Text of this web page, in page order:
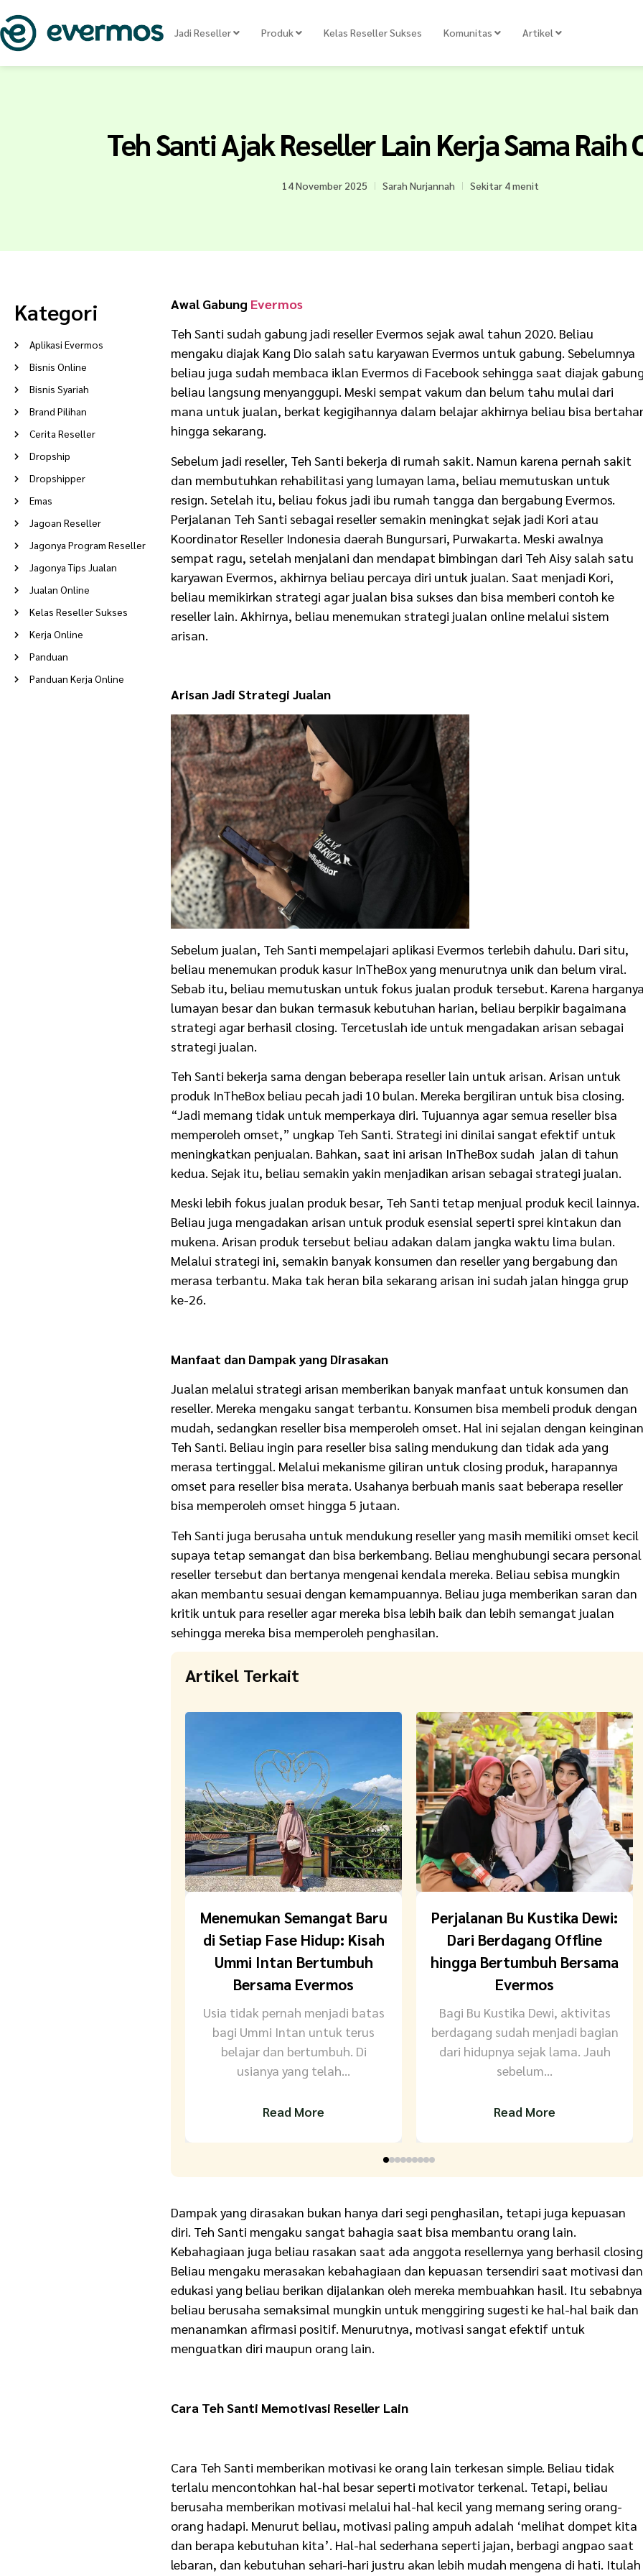
Jadi Reseller Produk Kelas Reseller Sukses Komunitas Artikel
Teh Santi Ajak Reseller Lain Kerja Sama Raih
14 November 2025 Sarah Nurjannah Sekitar 4 menit
Kategori
Aplikasi Evermos
Bisnis Online
Bisnis Syariah
Brand Pilihan
Cerita Reseller
Dropship
Dropshipper
Emas
Jagoan Reseller
Jagonya Program Reseller
Jagonya Tips Jualan
Jualan Online
Kelas Reseller Sukses
Kerja Online
Panduan
Panduan Kerja Online
Awal Gabung Evermos
Teh Santi sudah gabung jadi reseller Evermos sejak awal tahun 2020. Beliau
mengaku diajak Kang Dio salah satu karyawan Evermos untuk gabung. Sebelumnya
beliau juga sudah membaca iklan Evermos di Facebook sehingga saat diajak
beliau langsung menyanggupi. Meski sempat vakum dan belum tahu mulai dari
mana untuk jualan, berkat kegigihannya dalam belajar akhirnya beliau bisa
hingga sekarang.
Sebelum jadi reseller, Teh Santi bekerja di rumah sakit. Namun karena pernah sakit
dan membutuhkan rehabilitasi yang lumayan lama, beliau memutuskan untuk
resign. Setelah itu, beliau fokus jadi ibu rumah tangga dan bergabung Evermos.
Perjalanan Teh Santi sebagai reseller semakin meningkat sejak jadi Kori atau
Koordinator Reseller Indonesia daerah Bungursari, Purwakarta. Meski awalnya
sempat ragu, setelah menjalani dan mendapat bimbingan dari Teh Aisy salah satu
karyawan Evermos, akhirnya beliau percaya diri untuk jualan. Saat menjadi Kori,
beliau memikirkan strategi agar jualan bisa sukses dan bisa memberi contoh ke
reseller lain. Akhirnya, beliau menemukan strategi jualan online melalui sistem
arisan.
Arisan Jadi Strategi Jualan
Sebelum jualan, Teh Santi mempelajari aplikasi Evermos terlebih dahulu. Dari situ,
beliau menemukan produk kasur InTheBox yang menurutnya unik dan belum viral.
Sebab itu, beliau memutuskan untuk fokus jualan produk tersebut. Karena
lumayan besar dan bukan termasuk kebutuhan harian, beliau berpikir bagaimana
strategi agar berhasil closing. Tercetuslah ide untuk mengadakan arisan sebagai
strategi jualan.
Teh Santi bekerja sama dengan beberapa reseller lain untuk arisan. Arisan untuk
produk InTheBox beliau pecah jadi 10 bulan. Mereka bergiliran untuk bisa closing.
“Jadi memang tidak untuk memperkaya diri. Tujuannya agar semua reseller bisa
memperoleh omset,” ungkap Teh Santi. Strategi ini dinilai sangat efektif untuk
meningkatkan penjualan. Bahkan, saat ini arisan InTheBox sudah jalan di tahun
kedua. Sejak itu, beliau semakin yakin menjadikan arisan sebagai strategi jualan.
Meski lebih fokus jualan produk besar, Teh Santi tetap menjual produk kecil lainnya.
Beliau juga mengadakan arisan untuk produk esensial seperti sprei kintakun dan
mukena. Arisan produk tersebut beliau adakan dalam jangka waktu lima bulan.
Melalui strategi ini, semakin banyak konsumen dan reseller yang bergabung dan
merasa terbantu. Maka tak heran bila sekarang arisan ini sudah jalan hingga grup
ke-26.
Manfaat dan Dampak yang Dirasakan
Jualan melalui strategi arisan memberikan banyak manfaat untuk konsumen dan
reseller. Mereka mengaku sangat terbantu. Konsumen bisa membeli produk dengan
mudah, sedangkan reseller bisa memperoleh omset. Hal ini sejalan dengan keinginan
Teh Santi. Beliau ingin para reseller bisa saling mendukung dan tidak ada yang
merasa tertinggal. Melalui mekanisme giliran untuk closing produk, harapannya
omset para reseller bisa merata. Usahanya berbuah manis saat beberapa reseller
bisa memperoleh omset hingga 5 jutaan.
Teh Santi juga berusaha untuk mendukung reseller yang masih memiliki omset kecil
supaya tetap semangat dan bisa berkembang. Beliau menghubungi secara personal
reseller tersebut dan bertanya mengenai kendala mereka. Beliau sebisa mungkin
akan membantu sesuai dengan kemampuannya. Beliau juga memberikan saran dan
kritik untuk para reseller agar mereka bisa lebih baik dan lebih semangat jualan
sehingga mereka bisa memperoleh penghasilan.
Artikel Terkait
Menemukan Semangat Baru
di Setiap Fase Hidup: Kisah
Ummi Intan Bertumbuh
Bersama Evermos
Usia tidak pernah menjadi batas
bagi Ummi Intan untuk terus
belajar dan bertumbuh. Di
usianya yang telah...
Read More
Perjalanan Bu Kustika Dewi:
Dari Berdagang Offline
hingga Bertumbuh Bersama
Evermos
Bagi Bu Kustika Dewi, aktivitas
berdagang sudah menjadi bagian
dari hidupnya sejak lama. Jauh
sebelum...
Read More
Dampak yang dirasakan bukan hanya dari segi penghasilan, tetapi juga kepuasan
diri. Teh Santi mengaku sangat bahagia saat bisa membantu orang lain.
Kebahagiaan juga beliau rasakan saat ada anggota resellernya yang berhasil
Beliau mengaku merasakan kebahagiaan dan kepuasan tersendiri saat motivasi dan
edukasi yang beliau berikan dijalankan oleh mereka membuahkan hasil. Itu
beliau berusaha semaksimal mungkin untuk menggiring sugesti ke hal-hal baik dan
menanamkan afirmasi positif. Menurutnya, motivasi sangat efektif untuk
menguatkan diri maupun orang lain.
Cara Teh Santi Memotivasi Reseller Lain
Cara Teh Santi memberikan motivasi ke orang lain terkesan simple. Beliau tidak
terlalu mencontohkan hal-hal besar seperti motivator terkenal. Tetapi, beliau
berusaha memberikan motivasi melalui hal-hal kecil yang memang sering orang-
orang hadapi. Menurut beliau, motivasi paling ampuh adalah ‘melihat dompet kita
dan berapa kebutuhan kita’. Hal-hal sederhana seperti jajan, berbagi angpao saat
lebaran, dan kebutuhan sehari-hari justru akan lebih mudah mengena di hati. Itulah